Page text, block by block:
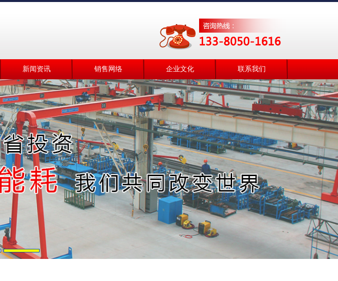
新闻资讯 销售网络 企业文化 联系我们